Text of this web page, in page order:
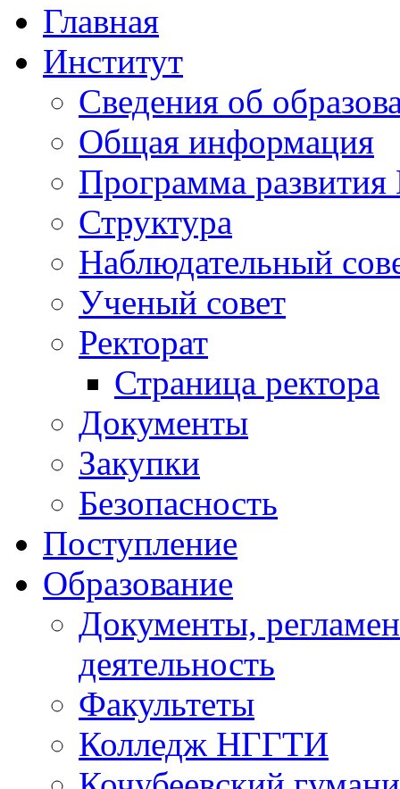
Главная
Институт
Сведения об
Общая информация
Программа
Структура
Наблюдательный
Ученый совет
Ректорат
Страница ректора
Документы
Закупки
Безопасность
Поступление
Образование
Документы,
деятельность
Факультеты
Колледж НГГТИ